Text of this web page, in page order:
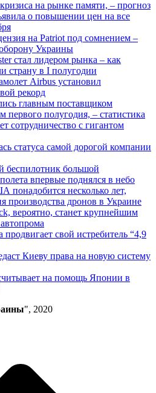
на рынке памяти, – прогноз
о повышении цен на все
на Patriot под сомнением –
Украины
стал лидером рынка – как
страну в I полугодии
Airbus установил
рекорд
главным поставщиком
первого полугодия, – статистика
сотрудничество с гигантом
статуса самой дорогой компании
беспилотник большой
впервые поднялся в небо
несколько лет,
производства дронов в Украине
вероятно, станет крупнейшим
свой истребитель “4,9
Киеву права на новую систему
на помощь Японии в
", 2020